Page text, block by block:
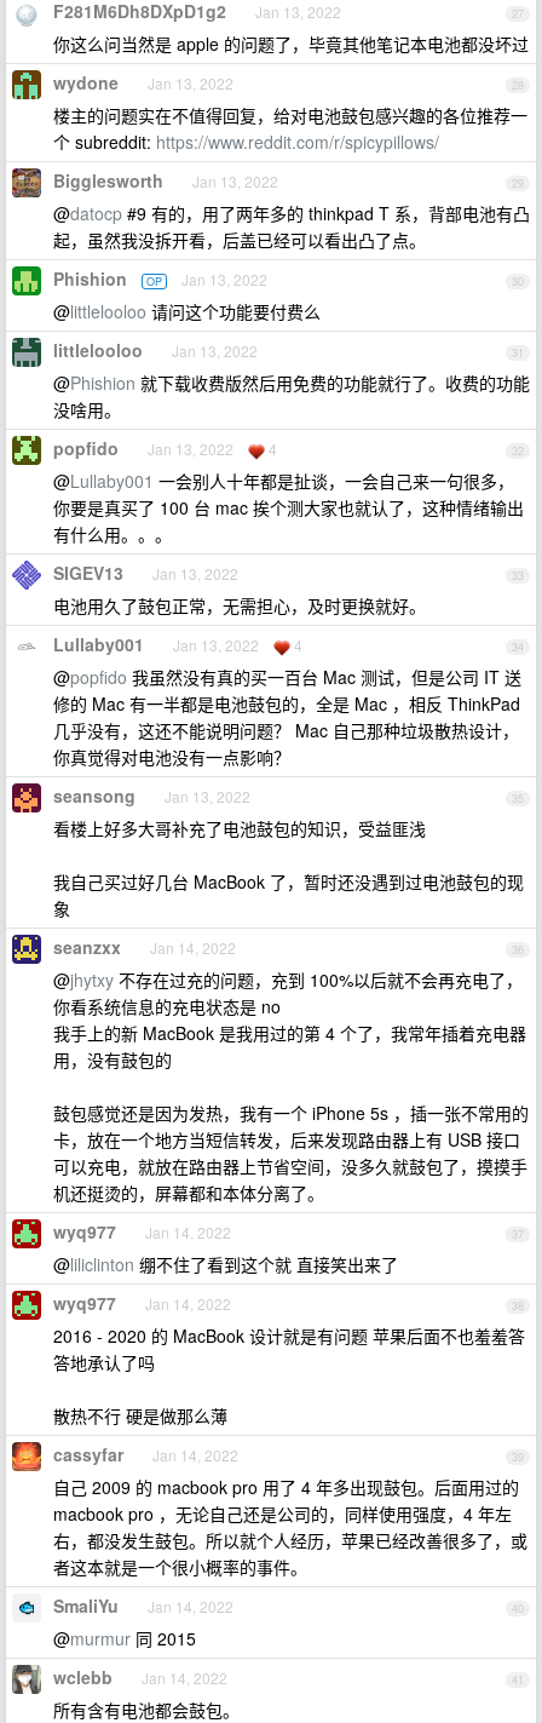
27
F281M6Dh8DXpD1g2 Jan 13, 2022
你这么问当然是 apple 的问题了，毕竟其他笔记本电池都没坏过
28
wydone Jan 13, 2022
楼主的问题实在不值得回复，给对电池鼓包感兴趣的各位推荐一
个 subreddit: https://www.reddit.com/r/spicypillows/
29
Bigglesworth Jan 13, 2022
@datocp #9 有的，用了两年多的 thinkpad T 系，背部电池有凸
起，虽然我没拆开看，后盖已经可以看出凸了点。
30
Phishion OP Jan 13, 2022
@littlelooloo 请问这个功能要付费么
31
littlelooloo Jan 13, 2022
@Phishion 就下载收费版然后用免费的功能就行了。收费的功能
没啥用。
32
popfido Jan 13, 2022 4
@Lullaby001 一会别人十年都是扯谈，一会自己来一句很多，
你要是真买了 100 台 mac 挨个测大家也就认了，这种情绪输出
有什么用。。。
33
SIGEV13 Jan 13, 2022
电池用久了鼓包正常，无需担心，及时更换就好。
34
Lullaby001 Jan 13, 2022 4
@popfido 我虽然没有真的买一百台 Mac 测试，但是公司 IT 送
修的 Mac 有一半都是电池鼓包的，全是 Mac ，相反 ThinkPad
几乎没有，这还不能说明问题？ Mac 自己那种垃圾散热设计，
你真觉得对电池没有一点影响？
35
seansong Jan 13, 2022
看楼上好多大哥补充了电池鼓包的知识，受益匪浅
我自己买过好几台 MacBook 了，暂时还没遇到过电池鼓包的现
象
36
seanzxx Jan 14, 2022
@jhytxy 不存在过充的问题，充到 100%以后就不会再充电了，
你看系统信息的充电状态是 no
我手上的新 MacBook 是我用过的第 4 个了，我常年插着充电器
用，没有鼓包的
鼓包感觉还是因为发热，我有一个 iPhone 5s ，插一张不常用的
卡，放在一个地方当短信转发，后来发现路由器上有 USB 接口
可以充电，就放在路由器上节省空间，没多久就鼓包了，摸摸手
机还挺烫的，屏幕都和本体分离了。
37
wyq977 Jan 14, 2022
@liliclinton 绷不住了看到这个就 直接笑出来了
38
wyq977 Jan 14, 2022
2016 - 2020 的 MacBook 设计就是有问题 苹果后面不也羞羞答
答地承认了吗
散热不行 硬是做那么薄
39
cassyfar Jan 14, 2022
自己 2009 的 macbook pro 用了 4 年多出现鼓包。后面用过的
macbook pro ，无论自己还是公司的，同样使用强度，4 年左
右，都没发生鼓包。所以就个人经历，苹果已经改善很多了，或
者这本就是一个很小概率的事件。
40
SmaliYu Jan 14, 2022
@murmur 同 2015
41
wclebb Jan 14, 2022
所有含有电池都会鼓包。